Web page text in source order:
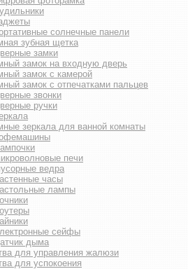
солнечные панели
зубная щетка
замки
замок на входную дверь
замок с камерой
замок с отпечатками пальцев
звонки
ручки
зеркала для ванной комнаты
печи
ведра
часы
лампы
сейфы
дыма
для управления жалюзи
для успокоения